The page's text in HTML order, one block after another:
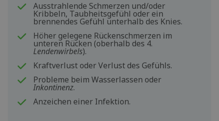
Ausstrahlende Schmerzen und/oder
Kribbeln, Taubheitsgefühl oder ein
brennendes Gefühl unterhalb des Knies.
Höher gelegene Rückenschmerzen im
unteren Rücken (oberhalb des 4.
Lendenwirbels).
Kraftverlust oder Verlust des Gefühls.
Probleme beim Wasserlassen oder
Inkontinenz.
Anzeichen einer Infektion.